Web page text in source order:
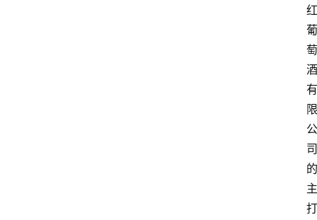
红
葡
萄
酒
有
限
公
司
的
主
打